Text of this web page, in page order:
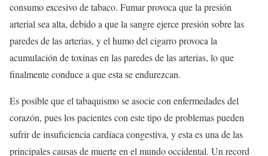
consumo excesivo de tabaco. Fumar provoca que la presión
arterial sea alta, debido a que la sangre ejerce presión sobre las
paredes de las arterias, y el humo del cigarro provoca la
acumulación de toxinas en las paredes de las arterias, lo que
finalmente conduce a que esta se endurezcan.
Es posible que el tabaquismo se asocie con enfermedades del
corazón, pues los pacientes con este tipo de problemas pueden
sufrir de insuficiencia cardíaca congestiva, y esta es una de las
principales causas de muerte en el mundo occidental. Un record